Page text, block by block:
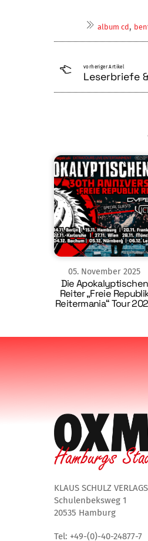
album cd,
vorheriger Artikel
Leserbriefe
05. November 2025
Die Apokalyptischen
Reiter „Freie
Reitermania“ Tour
KLAUS SCHULZ
Schulenbeksweg 1
20535 Hamburg
Tel: +49-(0)-40-24877-7